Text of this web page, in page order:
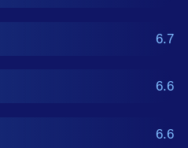
6.7
6.6
6.6